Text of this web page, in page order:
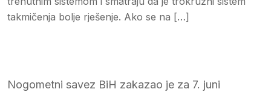
takmičenja bolje rješenje. Ako se na […]
Nogometni savez BiH zakazao je za 7. juni